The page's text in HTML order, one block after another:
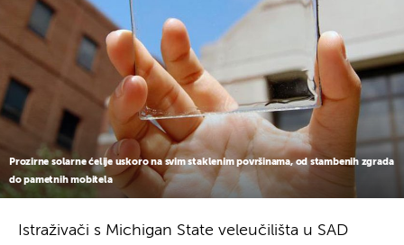
Prozirne solarne ćelije uskoro na svim staklenim površinama, od stambenih zgrada
do pametnih mobitela
Istraživači s Michigan State veleučilišta u SAD